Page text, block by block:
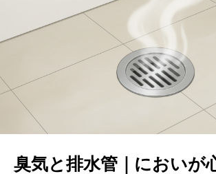
REFORM & RENOVATION
リフォーム・リノベーションをお考えの方へ
WORKS
施工事例
お客様の声
臭気と排水管｜においが